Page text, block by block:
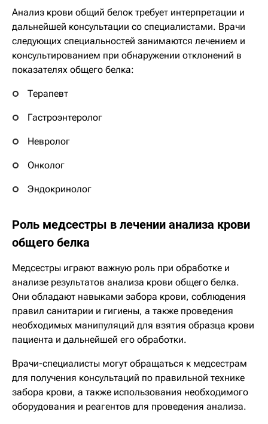
Анализ крови общий белок требует интерпретации и
дальнейшей консультации со специалистами. Врачи
следующих специальностей занимаются лечением и
консультированием при обнаружении отклонений в
показателях общего белка:
Терапевт
Гастроэнтеролог
Невролог
Онколог
Эндокринолог
Роль медсестры в лечении анализа крови
общего белка
Медсестры играют важную роль при обработке и
анализе результатов анализа крови общего белка.
Они обладают навыками забора крови, соблюдения
правил санитарии и гигиены, а также проведения
необходимых манипуляций для взятия образца крови
пациента и дальнейшей его обработки.
Врачи-специалисты могут обращаться к медсестрам
для получения консультаций по правильной технике
забора крови, а также использования необходимого
оборудования и реагентов для проведения анализа.